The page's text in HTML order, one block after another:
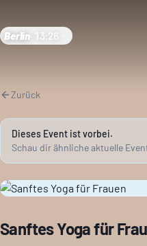
Berlin 13:26
Zurück
Dieses Event ist vorbei.
Schau dir ähnliche aktuelle
Sanftes Yoga für